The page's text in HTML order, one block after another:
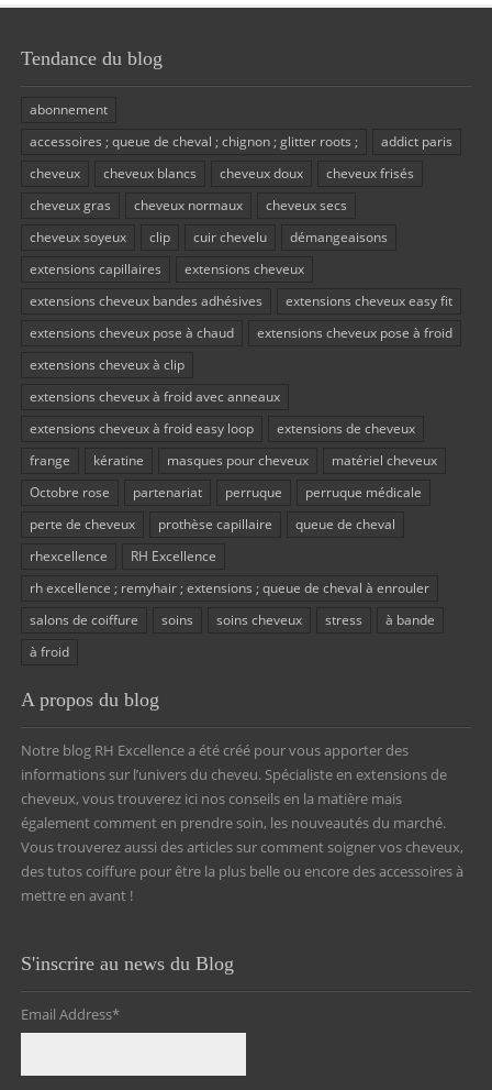
Tendance du blog
abonnement
accessoires ; queue de cheval ; chignon ; glitter roots ;
addict paris
cheveux
cheveux blancs cheveux doux
cheveux frisés
cheveux gras
cheveux normaux
cheveux secs
cheveux soyeux
clip cuir chevelu
démangeaisons
extensions capillaires
extensions cheveux
extensions cheveux bandes adhésives
extensions cheveux easy fit
extensions cheveux pose à chaud
extensions cheveux pose à froid
extensions cheveux à clip
extensions cheveux à froid avec anneaux
extensions cheveux à froid easy loop
extensions de cheveux
frange
kératine masques pour cheveux
matériel cheveux
Octobre rose
partenariat perruque
perruque médicale
perte de cheveux
prothèse capillaire
queue de cheval
rhexcellence
RH Excellence
rh excellence ; remyhair ; extensions ; queue de cheval à enrouler
salons de coiffure
soins soins cheveux stress
à bande
à froid
A propos du blog
Notre blog RH Excellence a été créé pour vous apporter des
informations sur l’univers du cheveu. Spécialiste en extensions de
cheveux, vous trouverez ici nos conseils en la matière mais
également comment en prendre soin, les nouveautés du marché.
Vous trouverez aussi des articles sur comment soigner vos cheveux,
des tutos coiffure pour être la plus belle ou encore des accessoires à
mettre en avant !
S'inscrire au news du Blog
Email Address*